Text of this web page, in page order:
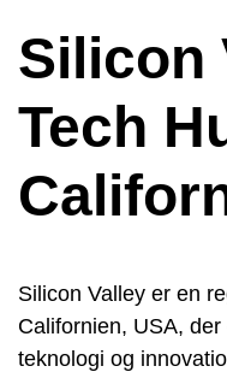
Silicon
Tech
Silicon Valley er en
Californien, USA,
teknologi og